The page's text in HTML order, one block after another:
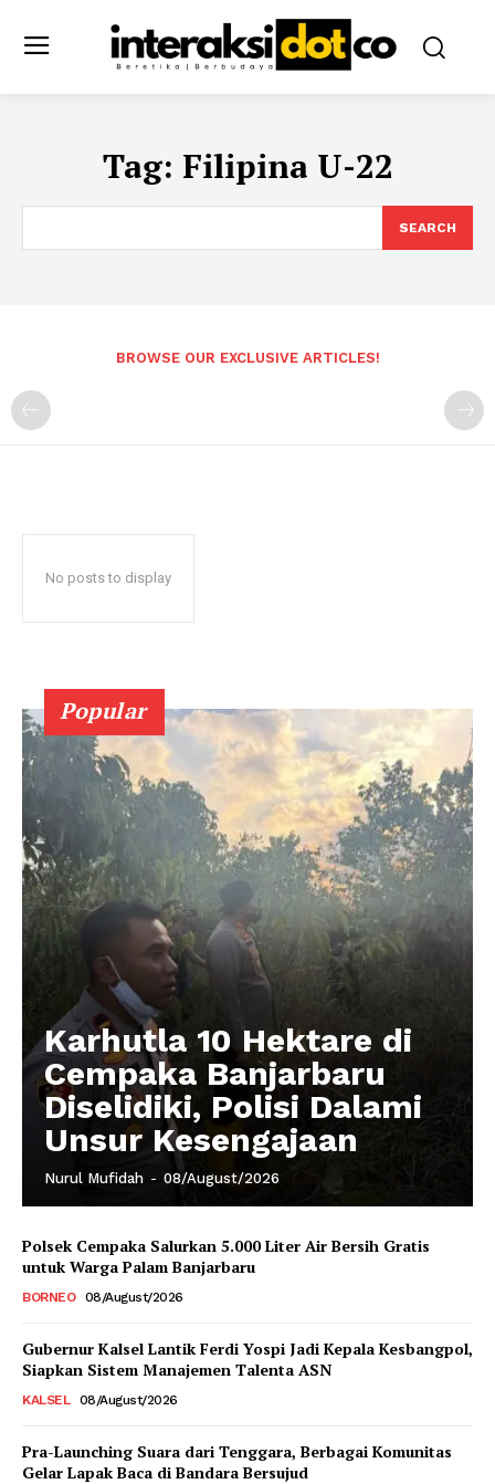
Tag: Filipina U-22
SEARCH
BROWSE OUR EXCLUSIVE ARTICLES!
No posts to display
Popular
Karhutla 10 Hektare di
Cempaka Banjarbaru
Diselidiki, Polisi Dalami
Unsur Kesengajaan
Nurul Mufidah - 08/August/2026
Polsek Cempaka Salurkan 5.000 Liter Air Bersih Gratis
untuk Warga Palam Banjarbaru
BORNEO 08/August/2026
Gubernur Kalsel Lantik Ferdi Yospi Jadi Kepala Kesbangpol,
Siapkan Sistem Manajemen Talenta ASN
KALSEL 08/August/2026
Pra-Launching Suara dari Tenggara, Berbagai Komunitas
Gelar Lapak Baca di Bandara Bersujud